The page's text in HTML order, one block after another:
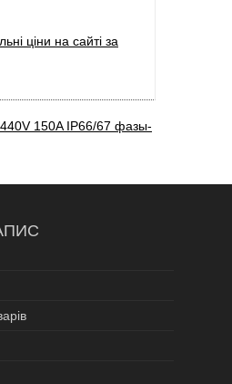
ціни на сайті за
150A IP66/67 фазы-